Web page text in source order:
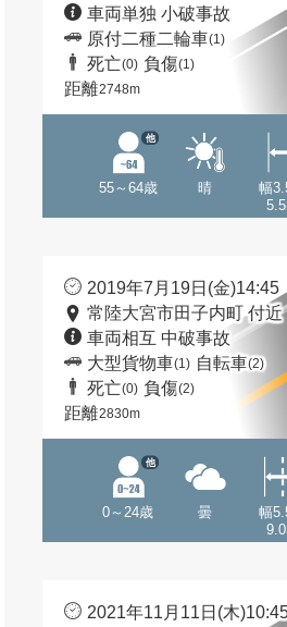
車両単独 小破事故
原付二種二輪車(1)
死亡(0) 負傷(1)
距離2748m
55～64歳
他
晴
幅
2019年7月19日(金)14:45
常陸大宮市田子内町 付近
車両相互 中破事故
大型貨物車(1) 自転車(2)
死亡(0) 負傷(2)
距離2830m
0～24歳
他
曇
幅
2021年11月11日(木